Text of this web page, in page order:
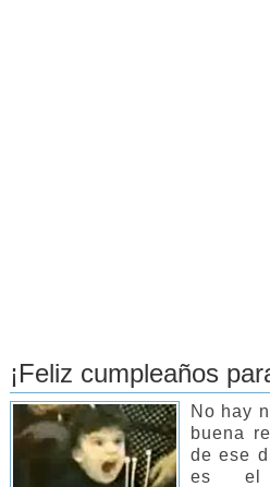
¡Feliz cumpleaños
No hay
buena
de ese
es el